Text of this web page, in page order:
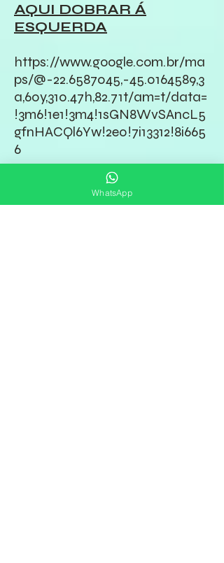
AQUI DOBRAR Á
ESQUERDA
https://www.google.com.br/ma
ps/@-22.6587045,-45.0164589,3
a,60y,310.47h,82.71t/am=t/data=
!3m6!1e1!3m4!1sGN8WvSAncL5
gfnHACQl6Yw!2e0!7i13312!8i665
6
VEJA O CAMINHO DA
CANÇÃO NOVA ATÉ
INICIO DA ESTRADA
WhatsApp